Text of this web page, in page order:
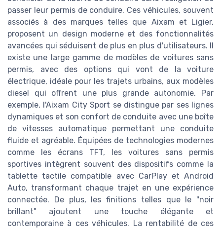
passer leur permis de conduire. Ces véhicules, souvent
associés à des marques telles que Aixam et Ligier,
proposent un design moderne et des fonctionnalités
avancées qui séduisent de plus en plus d'utilisateurs. Il
existe une large gamme de modèles de voitures sans
permis, avec des options qui vont de la voiture
électrique, idéale pour les trajets urbains, aux modèles
diesel qui offrent une plus grande autonomie. Par
exemple, l'Aixam City Sport se distingue par ses lignes
dynamiques et son confort de conduite avec une boîte
de vitesses automatique permettant une conduite
fluide et agréable. Équipées de technologies modernes
comme les écrans TFT, les voitures sans permis
sportives intègrent souvent des dispositifs comme la
tablette tactile compatible avec CarPlay et Android
Auto, transformant chaque trajet en une expérience
connectée. De plus, les finitions telles que le "noir
brillant" ajoutent une touche élégante et
contemporaine à ces véhicules. La rentabilité de ces